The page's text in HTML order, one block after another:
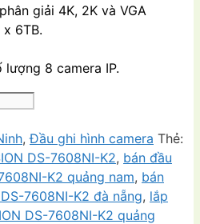
giải 4K, 2K và VGA
6TB.
lượng 8 camera IP.
,Đầu ghi hình camera Thẻ:
DS-7608NI-K2, bán đầu
K2 quảng nam, bán
7608NI-K2 đà nẵng, lắp
DS-7608NI-K2 quảng